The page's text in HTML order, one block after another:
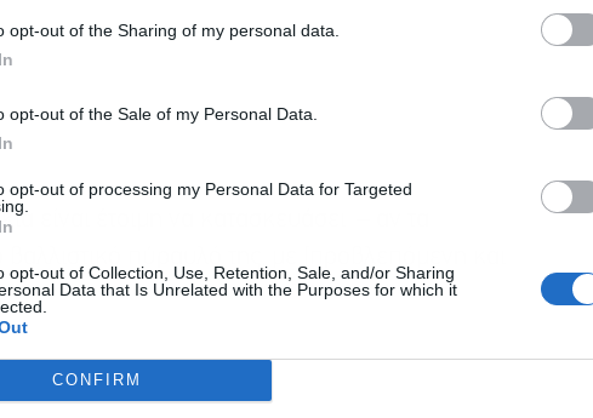
opt-out of the Sharing of my personal data.
opt-out of the Sale of my Personal Data.
opt-out of processing my Personal Data for Targeted
opt-out of Collection, Use, Retention, Sale, and/or Sharing
Data that Is Unrelated with the Purposes for which it
CONFIRM
είναι έτοιμη να κατασκευάσει – αν τα
πύραυλό της, με [προβλεπόμενη και